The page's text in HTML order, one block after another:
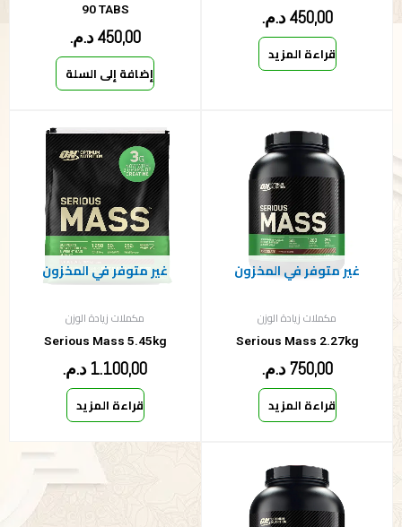
450,00 د.م.
قراءة المزيد
90 TABS
450,00 د.م.
إضافة إلى السلة
غير متوفر في المخزون
مكملات زيادة الوزن
Serious Mass 2.27kg
750,00 د.م.
قراءة المزيد
غير متوفر في المخزون
مكملات زيادة الوزن
Serious Mass 5.45kg
1.100,00 د.م.
قراءة المزيد